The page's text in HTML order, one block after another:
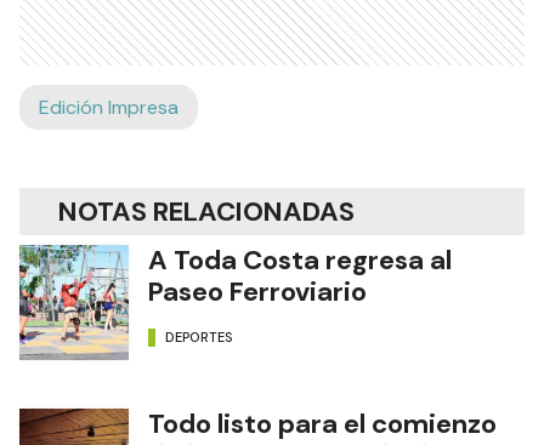
Edición Impresa
NOTAS RELACIONADAS
A Toda Costa regresa al
Paseo Ferroviario
DEPORTES
Todo listo para el comienzo